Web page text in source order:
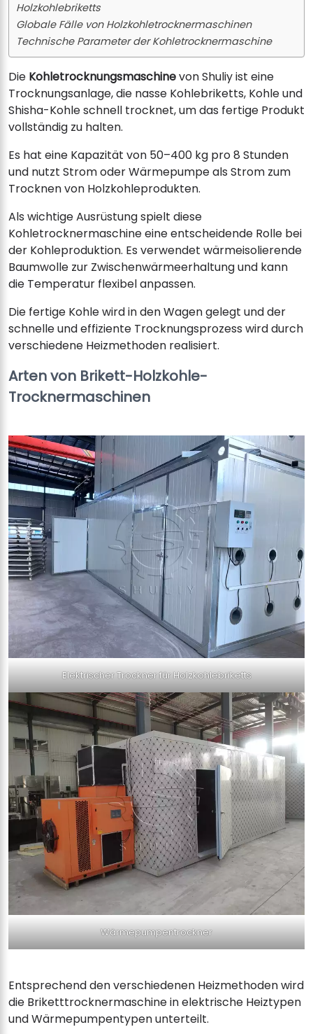
Holzkohlebriketts
Globale Fälle von Holzkohletrocknermaschinen
Technische Parameter der Kohletrocknermaschine
Die Kohletrocknungsmaschinevon Shuliy ist eine
Trocknungsanlage, die nasse Kohlebriketts, Kohle und
Shisha-Kohle schnell trocknet, um das fertige Produkt
vollständig zu halten.
Es hat eine Kapazität von 50–400 kg pro 8 Stunden
und nutzt Strom oder Wärmepumpe als Strom zum
Trocknen von Holzkohleprodukten.
Als wichtige Ausrüstung spielt diese
Kohletrocknermaschine eine entscheidende Rolle bei
der Kohleproduktion. Es verwendet wärmeisolierende
Baumwolle zur Zwischenwärmeerhaltung und kann
die Temperatur flexibel anpassen.
Die fertige Kohle wird in den Wagen gelegt und der
schnelle und effiziente Trocknungsprozess wird durch
verschiedene Heizmethoden realisiert.
Arten von Brikett-Holzkohle-
Trocknermaschinen
Elektrischer Trockner für Holzkohlebriketts
Wärmepumpentrockner
Entsprechend den verschiedenen Heizmethoden wird
die Briketttrocknermaschine in elektrische Heiztypen
und Wärmepumpentypen unterteilt.